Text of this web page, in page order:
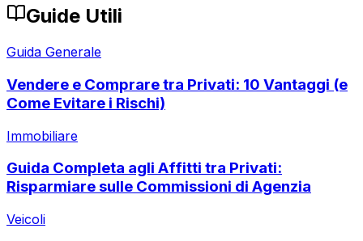
Guide Utili
Guida Generale
Vendere e Comprare tra Privati: 10 Vantaggi (e
Come Evitare i Rischi)
Immobiliare
Guida Completa agli Affitti tra Privati:
Risparmiare sulle Commissioni di Agenzia
Veicoli